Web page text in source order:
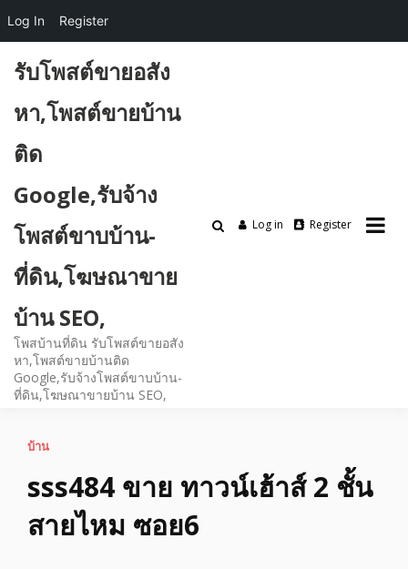
content
รับโพสต์ขายอสัง
หา,โพสต์ขายบ้าน
ติด
Google,รับจ้าง
โพสต์ขาบบ้าน-
ที่ดิน,โฆษณาขาย
บ้าน SEO,
โพสบ้านที่ดิน รับโพสต์ขายอสัง
หา,โพสต์ขายบ้านติด
Google,รับจ้างโพสต์ขาบบ้าน-
ที่ดิน,โฆษณาขายบ้าน SEO,
Log in Register
บ้าน
sss484 ขาย ทาวน์เฮ้าส์ 2 ชั้น
สายไหม ซอย6
Log In Register